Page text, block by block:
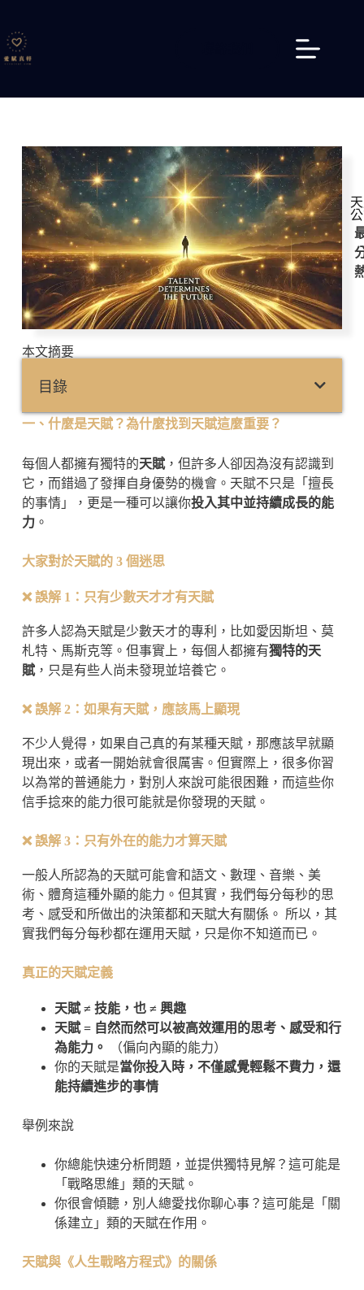
本文摘要
目錄
一、什麼是天賦？為什麼找到天賦這麼重要？
每個人都擁有獨特的天賦，但許多人卻因為沒有認識到
它，而錯過了發揮自身優勢的機會。天賦不只是「擅長
的事情」，更是一種可以讓你投入其中並持續成長的能
力。
大家對於天賦的 3 個迷思
❌ 誤解 1：只有少數天才才有天賦
許多人認為天賦是少數天才的專利，比如愛因斯坦、莫
札特、馬斯克等。但事實上，每個人都擁有獨特的天
賦，只是有些人尚未發現並培養它。
❌ 誤解 2：如果有天賦，應該馬上顯現
不少人覺得，如果自己真的有某種天賦，那應該早就顯
現出來，或者一開始就會很厲害。但實際上，很多你習
以為常的普通能力，對別人來說可能很困難，而這些你
信手捻來的能力很可能就是你發現的天賦。
❌ 誤解 3：只有外在的能力才算天賦
一般人所認為的天賦可能會和語文、數理、音樂、美
術、體育這種外顯的能力。但其實，我們每分每秒的思
考、感受和所做出的決策都和天賦大有關係。 所以，其
實我們每分每秒都在運用天賦，只是你不知道而已。
真正的天賦定義
天賦 ≠ 技能，也 ≠ 興趣
天賦 = 自然而然可以被高效運用的思考、感受和行
為能力。
（偏向內顯的能力）
你的天賦是當你投入時，不僅感覺輕鬆不費力，還
能持續進步的事情
舉例來說
你總能快速分析問題，並提供獨特見解？這可能是
「戰略思維」類的天賦。
你很會傾聽，別人總愛找你聊心事？這可能是「關
係建立」類的天賦在作用。
天賦與《人生戰略方程式》的關係